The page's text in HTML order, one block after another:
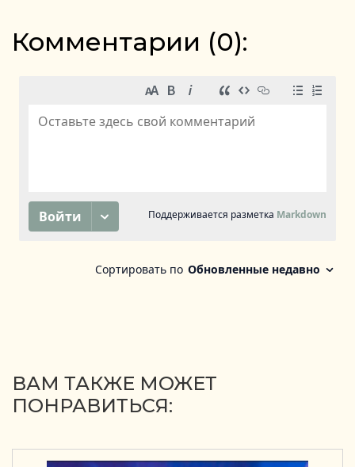
Комментарии (0):
ВАМ ТАКЖЕ МОЖЕТ
ПОНРАВИТЬСЯ: